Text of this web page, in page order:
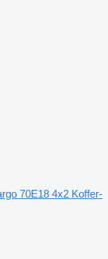
70E18 4x2 Koffer-